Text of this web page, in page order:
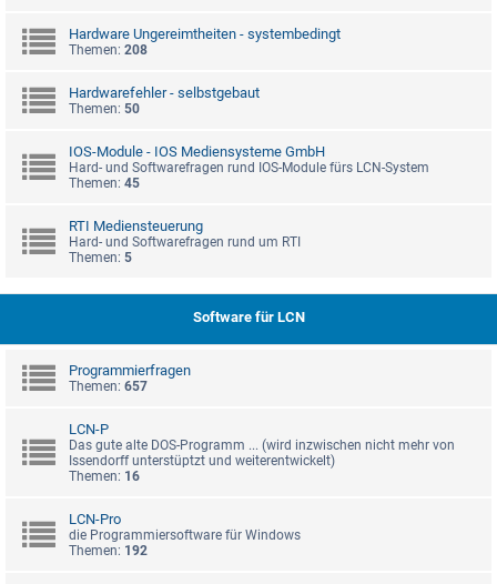
Hardware Ungereimtheiten - systembedingt
Themen: 208
Hardwarefehler - selbstgebaut
Themen: 50
IOS-Module - IOS Mediensysteme GmbH
Hard- und Softwarefragen rund IOS-Module fürs LCN-System
Themen: 45
RTI Mediensteuerung
Hard- und Softwarefragen rund um RTI
Themen: 5
Software für LCN
Programmierfragen
Themen: 657
LCN-P
Das gute alte DOS-Programm ... (wird inzwischen nicht mehr von
Issendorff unterstüptzt und weiterentwickelt)
Themen: 16
LCN-Pro
die Programmiersoftware für Windows
Themen: 192